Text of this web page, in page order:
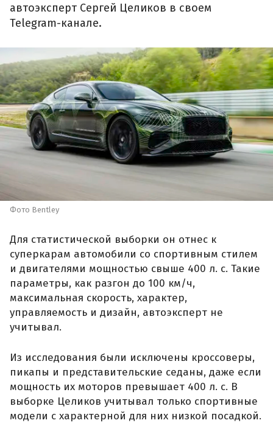
автоэксперт Сергей Целиков в своем
Telegram-канале.
Фото Bentley
Для статистической выборки он отнес к
суперкарам автомобили со спортивным стилем
и двигателями мощностью свыше 400 л. с. Такие
параметры, как разгон до 100 км/ч,
максимальная скорость, характер,
управляемость и дизайн, автоэксперт не
учитывал.
Из исследования были исключены кроссоверы,
пикапы и представительские седаны, даже если
мощность их моторов превышает 400 л. с. В
выборке Целиков учитывал только спортивные
модели с характерной для них низкой посадкой.